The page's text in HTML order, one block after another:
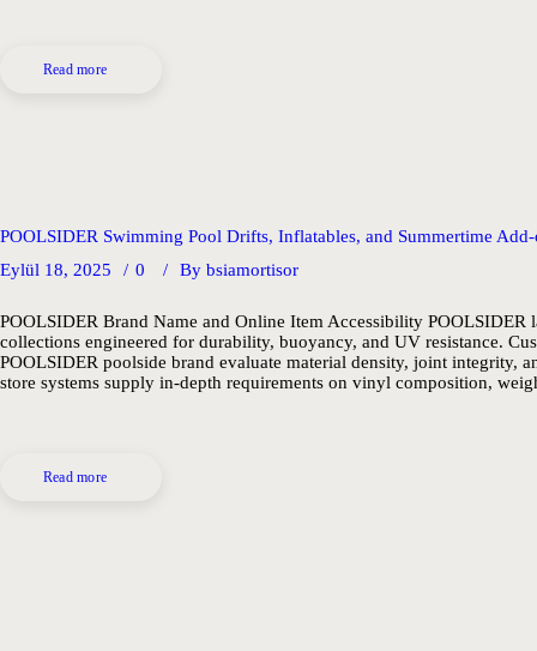
Read more
POOLSIDER Swimming Pool Drifts, Inflatables, and Summertime
Eylül 18, 2025
0 By bsiamortisor
POOLSIDER Brand Name and Online Item Accessibility
collections engineered for durability, buoyancy, and UV resistance.
POOLSIDER poolside brand evaluate material density, joint integrity,
store systems supply in-depth requirements on vinyl composition,
Read more